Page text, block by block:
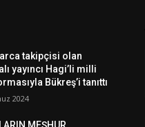
takipçisi olan
yayıncı Hagi’li milli
Bükreş’i tanıttı
2024